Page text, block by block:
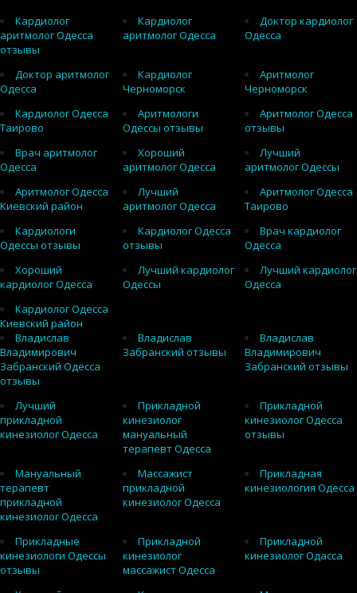
Кардиолог
аритмолог Одесса
отзывы
Кардиолог
аритмолог Одесса
Доктор кардиолог
Одесса
Доктор аритмолог
Одесса
Кардиолог
Черноморск
Аритмолог
Черноморск
Кардиолог Одесса
Таирово
Аритмологи
Одессы отзывы
Аритмолог Одесса
отзывы
Врач аритмолог
Одесса
Хороший
аритмолог Одесса
Лучший
аритмолог Одессы
Аритмолог Одесса
Киевский район
Лучший
аритмолог Одесса
Аритмолог Одесса
Таирово
Кардиологи
Одессы отзывы
Кардиолог Одесса
отзывы
Врач кардиолог
Одесса
Хороший
кардиолог Одесса
Лучший кардиолог
Одессы
Лучший кардиолог
Одесса
Кардиолог Одесса
Киевский район
Владислав
Владимирович
Забранский Одесса
отзывы
Владислав
Забранский отзывы
Владислав
Владимирович
Забранский отзывы
Лучший
прикладной
кинезиолог Одесса
Прикладной
кинезиолог
мануальный
терапевт Одесса
Прикладной
кинезиолог Одесса
отзывы
Мануальный
терапевт
прикладной
кинезиолог Одесса
Массажист
прикладной
кинезиолог Одесса
Прикладная
кинезиология Одесса
Прикладные
кинезиологи Одессы
отзывы
Прикладной
кинезиолог
массажист Одесса
Прикладной
кинезиолог Одасса